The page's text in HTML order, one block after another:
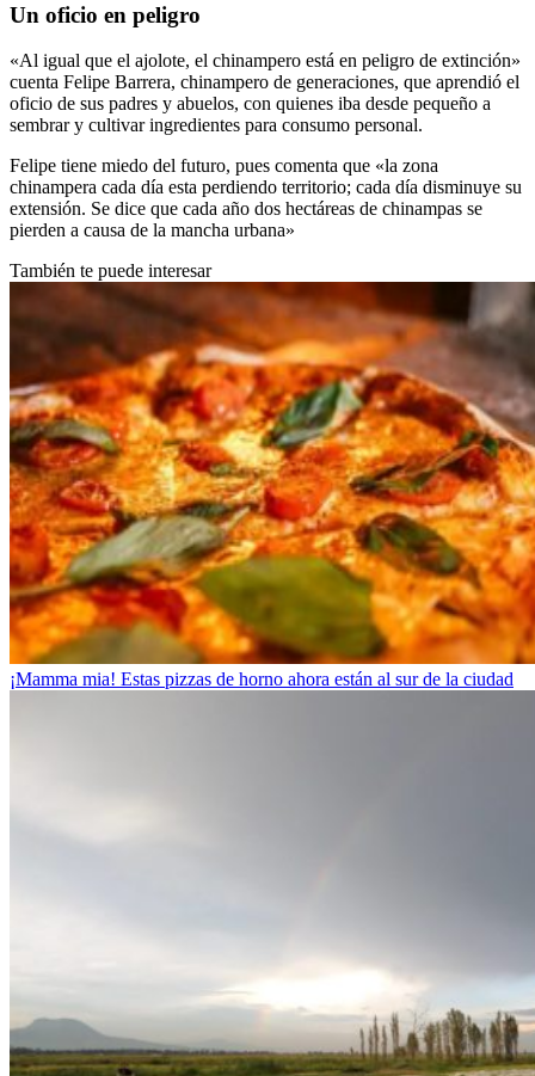
Un oficio en peligro
«Al igual que el ajolote, el chinampero está en peligro de extinción»
cuenta Felipe Barrera, chinampero de generaciones, que aprendió el
oficio de sus padres y abuelos, con quienes iba desde pequeño a
sembrar y cultivar ingredientes para consumo personal.
Felipe tiene miedo del futuro, pues comenta que «la zona
chinampera cada día esta perdiendo territorio; cada día disminuye su
extensión. Se dice que cada año dos hectáreas de chinampas se
pierden a causa de la mancha urbana»
También te puede interesar
¡Mamma mia! Estas pizzas de horno ahora están al sur de la ciudad